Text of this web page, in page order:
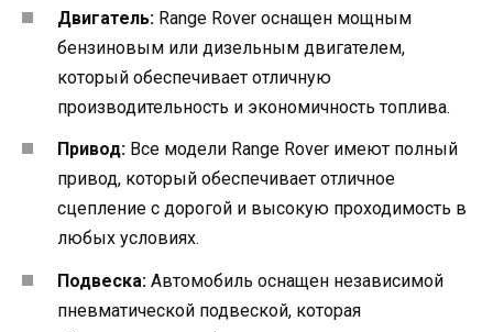
Двигатель: Range Rover оснащен мощным
бензиновым или дизельным двигателем,
который обеспечивает отличную
производительность и экономичность топлива.
Привод: Все модели Range Rover имеют полный
привод, который обеспечивает отличное
сцепление с дорогой и высокую проходимость в
любых условиях.
Подвеска: Автомобиль оснащен независимой
пневматической подвеской, которая